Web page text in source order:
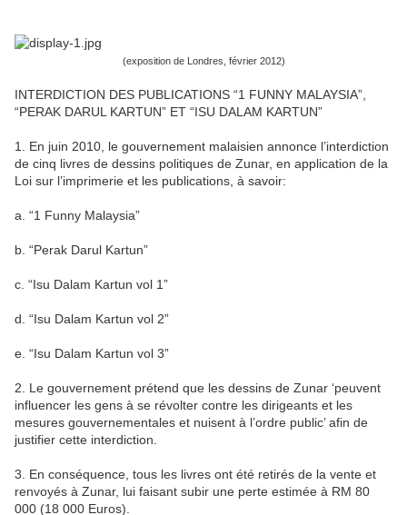
(exposition de Londres, février 2012)
INTERDICTION DES PUBLICATIONS “1 FUNNY MALAYSIA”,
“PERAK DARUL KARTUN” ET “ISU DALAM KARTUN”
1. En juin 2010, le gouvernement malaisien annonce l’interdiction
de cinq livres de dessins politiques de Zunar, en application de la
Loi sur l’imprimerie et les publications, à savoir:
a. “1 Funny Malaysia”
b. “Perak Darul Kartun”
c. “Isu Dalam Kartun vol 1”
d. “Isu Dalam Kartun vol 2”
e. “Isu Dalam Kartun vol 3”
2. Le gouvernement prétend que les dessins de Zunar ‘peuvent
influencer les gens à se révolter contre les dirigeants et les
mesures gouvernementales et nuisent à l’ordre public’ afin de
justifier cette interdiction.
3. En conséquence, tous les livres ont été retirés de la vente et
renvoyés à Zunar, lui faisant subir une perte estimée à RM 80
000 (18 000 Euros).